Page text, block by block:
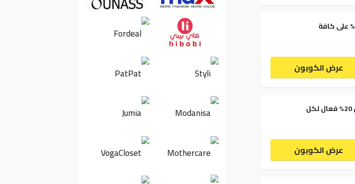
كود خصم سنتربوينت ام لانا وتالا يصل 25% على كافة
عرض الكوبون
كود خصم سنتربوينت عواطف ام صبا يصل 20% فعال لكل
عرض الكوبون